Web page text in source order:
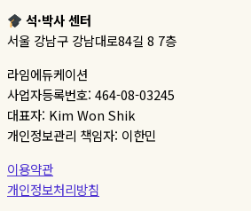
석·박사 센터
서울 강남구 강남대로84길 8 7층
라임에듀케이션
사업자등록번호: 464-08-03245
대표자: Kim Won Shik
개인정보관리 책임자: 이한민
이용약관
개인정보처리방침